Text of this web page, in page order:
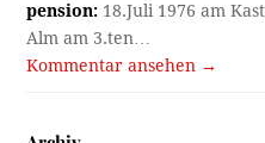
pension: 18.Juli 1976 am
Alm am 3.ten…
Kommentar ansehen →